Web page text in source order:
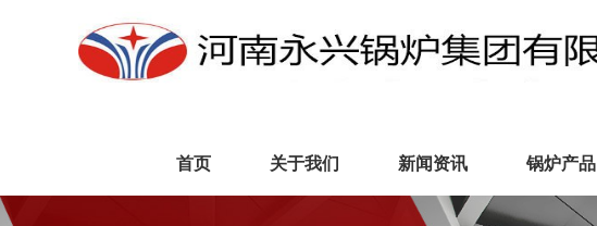
首页 关于我们 新闻资讯 锅炉产品